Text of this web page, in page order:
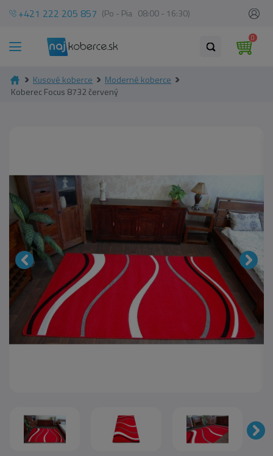
+421 222 205 857 (Po - Pia 08:00 - 16:30)
0
Kusové koberce
Moderné koberce
Koberec Focus 8732 červený